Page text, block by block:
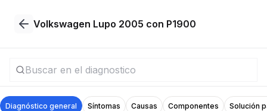
Volkswagen Lupo 2005 con P1900
Diagnóstico general Síntomas Causas Componentes Solución